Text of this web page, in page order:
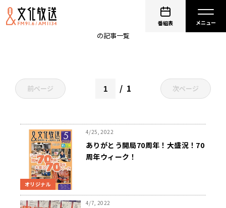
番組表
の記事一覧
前ページ 1 次ページ
オリジナル
4/25, 2022
ありがとう開局70周年！大盛況！70
周年ウィーク！
4/7, 2022